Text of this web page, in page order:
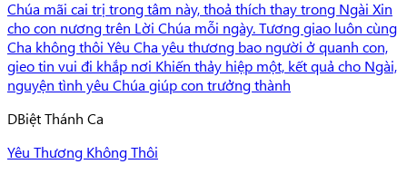
Chúa mãi cai trị trong tâm này, thoả thích thay trong Ngài Xin
cho con nương trên Lời Chúa mỗi ngày. Tương giao luôn cùng
Cha không thôi Yêu Cha yêu thương bao người ở quanh con,
gieo tin vui đi khắp nơi Khiến thảy hiệp một, kết quả cho Ngài,
nguyện tình yêu Chúa giúp con trưởng thành
DBiệt Thánh Ca
Yêu Thương Không Thôi